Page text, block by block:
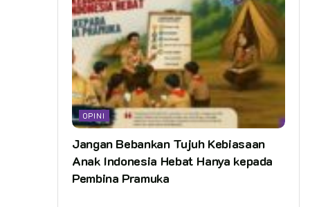
OPINI
Jangan Bebankan Tujuh Kebiasaan
Anak Indonesia Hebat Hanya kepada
Pembina Pramuka